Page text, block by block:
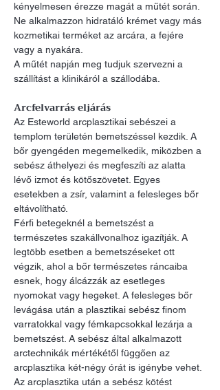
kényelmesen érezze magát a műtét során.
Ne alkalmazzon hidratáló krémet vagy más
kozmetikai terméket az arcára, a fejére
vagy a nyakára.
A műtét napján meg tudjuk szervezni a
szállítást a klinikáról a szállodába.
Arcfelvarrás eljárás
Az Esteworld arcplasztikai sebészei a
templom területén bemetszéssel kezdik. A
bőr gyengéden megemelkedik, miközben a
sebész áthelyezi és megfeszíti az alatta
lévő izmot és kötőszövetet. Egyes
esetekben a zsír, valamint a felesleges bőr
eltávolítható.
Férfi betegeknél a bemetszést a
természetes szakállvonalhoz igazítják. A
legtöbb esetben a bemetszéseket ott
végzik, ahol a bőr természetes ráncaiba
esnek, hogy álcázzák az esetleges
nyomokat vagy hegeket. A felesleges bőr
levágása után a plasztikai sebész finom
varratokkal vagy fémkapcsokkal lezárja a
bemetszést. A sebész által alkalmazott
arctechnikák mértékétől függően az
arcplasztika két-négy órát is igénybe vehet.
Az arcplasztika után a sebész kötést